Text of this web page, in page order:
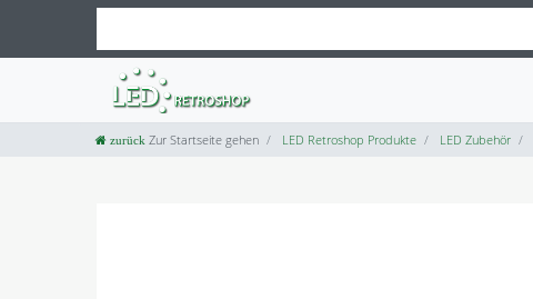
Zur Startseite gehen LED Retroshop Produkte LED Zubehör